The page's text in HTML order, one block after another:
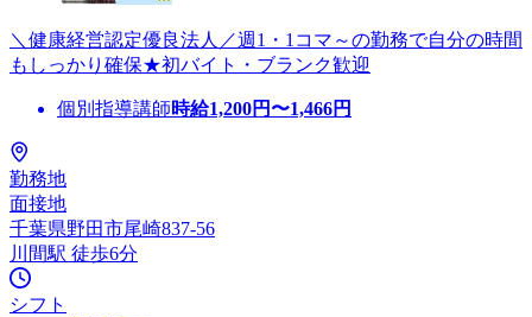
＼健康経営認定優良法人／週1・1コマ～の勤務で自分の時間
もしっかり確保★初バイト・ブランク歓迎
個別指導講師時給1,200円〜1,466円
勤務地
面接地
千葉県野田市尾崎837-56
川間駅 徒歩6分
シフト